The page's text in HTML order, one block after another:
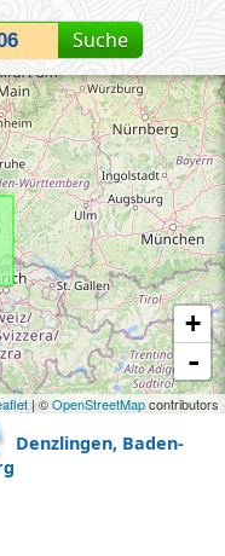
Suche
+
-
| ©OpenStreetMapcontributors
Württemberg...
Denzlingen, Baden-